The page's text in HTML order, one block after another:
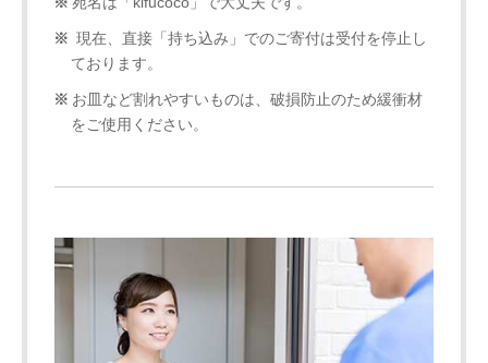
現在、直接「持ち込み」でのご寄付は受付を停止し
ております。
お皿など割れやすいものは、破損防止のため緩衝材
をご使用ください。